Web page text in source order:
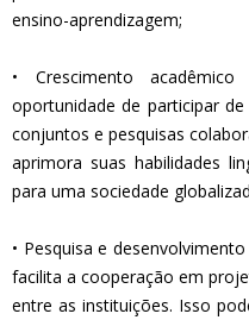
ensino-aprendizagem;
• Crescimento
oportunidade de participar
conjuntos e pesquisas
aprimora suas habilidades
para uma sociedade
• Pesquisa e
facilita a cooperação em
entre as instituições. Isso